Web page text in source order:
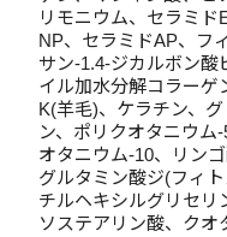
リモニウム、セラミ
NP、セラミドAP、フ
サン-1.4-ジカルボン酸
イル加水分解コラーゲ
K(羊毛)、ケラチン、
ン、ポリクオタニウム
オタニウム-10、リン
グルタミン酸ジ(フィ
チルヘキシルグリセリ
ソステアリン酸、クオ